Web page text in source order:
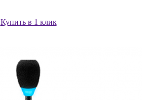
Купить в 1 клик